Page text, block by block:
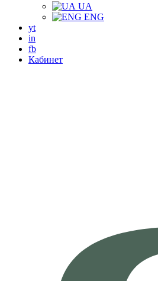
UA
ENG
yt
in
fb
Кабинет